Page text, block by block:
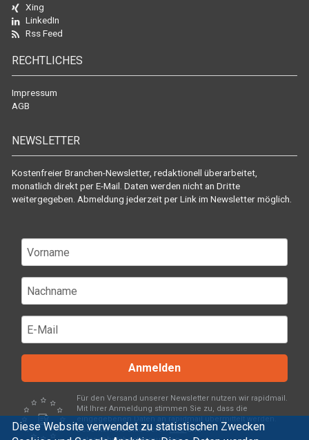
Diese Website verwendet zu statistischen Zwecken
Xing
LinkedIn
Rss Feed
RECHTLICHES
Impressum
AGB
NEWSLETTER
Kostenfreier Branchen-Newsletter, redaktionell überarbeitet,
monatlich direkt per E-Mail. Daten werden nicht an Dritte
weitergegeben. Abmeldung jederzeit per Link im Newsletter möglich.
Anmelden
Für den Versand unserer Newsletter nutzen wir rapidmail.
Mit Ihrer Anmeldung stimmen Sie zu, dass die
eingegebenen Daten an rapidmail übermittelt werden.
Beachten Sie bitte derenAGBund